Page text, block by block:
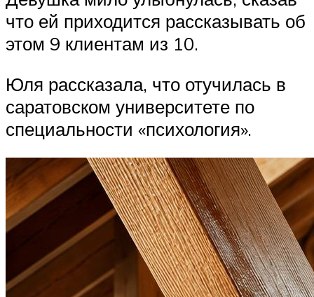
что ей приходится рассказывать об
этом 9 клиентам из 10.
Юля рассказала, что отучилась в
саратовском университете по
специальности «психология».